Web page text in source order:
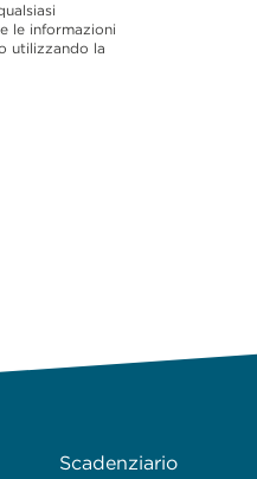
le informazioni
utilizzando la
Scadenziario